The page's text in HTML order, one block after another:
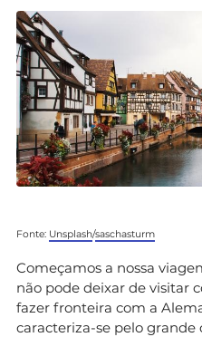
Fonte: Unsplash/saschasturm
Começamos a nossa
não pode deixar de visitar
fazer fronteira com a
caracteriza-se pelo grande